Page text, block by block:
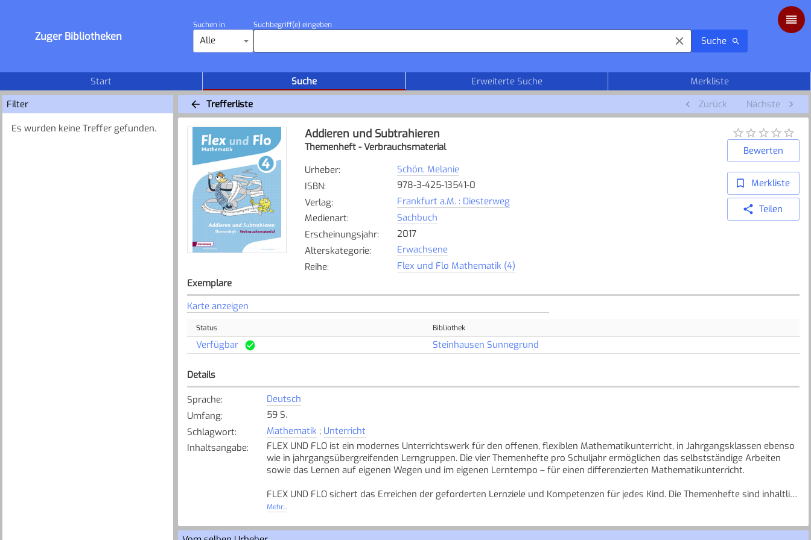
Zuger Bibliotheken
Suchen in
Alle
Suchbegriff(e) eingeben
Suche
Start Suche Erweiterte Suche
Merkliste
Filter
Es wurden keine Treffer gefunden.
Trefferliste Zurück Nächste
Addieren und Subtrahieren
Themenheft - Verbrauchsmaterial
Urheber:
Schön, Melanie
ISBN:
978-3-425-13541-0
Verlag:
Frankfurt a.M. : Diesterweg
Medienart:
Sachbuch
Erscheinungsjahr:
2017
Alterskategorie:
Erwachsene
Reihe: Flex und Flo Mathematik (4)
Bewerten
Merkliste
Teilen
Exemplare
Karte anzeigen
Status Bibliothek
Verfügbar Steinhausen Sunnegrund
Details
Sprache:
Deutsch
Umfang:
59 S.
Schlagwort: Mathematik ; Unterricht
Inhaltsangabe:
FLEX UND FLO ist ein modernes Unterrichtswerk für den offenen, flexiblen Mathematikunterricht, in Jahrgangsklassen ebenso
wie in jahrgangsübergreifenden Lerngruppen. Die vier Themenhefte pro Schuljahr ermöglichen das selbstständige Arbeiten
sowie das Lernen auf eigenen Wegen und im eigenen Lerntempo – für einen differenzierten Mathematikunterricht.
FLEX UND FLO sichert das Erreichen der geforderten Lernziele und Kompetenzen für jedes Kind. Die Themenhefte sind inhaltlich
klar strukturiert und regen die Kinder so zu selbstständigen mathematischen Entdeckungen an. Die sympathischen Leitfiguren
Aufgaben bieten durchgängig Möglichkeiten für das Arbeiten auf individuellem Niveau.
Mehr...